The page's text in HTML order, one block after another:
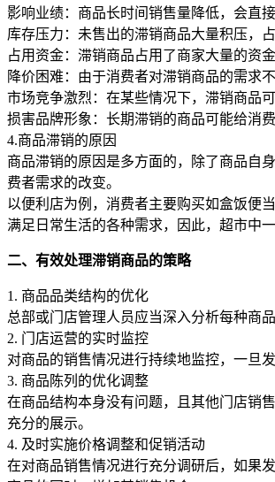
影响业绩：商品长时间销售量降低，会直
库存压力：未售出的滞销商品大量积压，
占用资金：滞销商品占用了商家大量的资
降价困难：由于消费者对滞销商品的需求
市场竞争激烈：在某些情况下，滞销商品
损害品牌形象：长期滞销的商品可能给消
4.商品滞销的原因
商品滞销的原因是多方面的，除了商品自
费者需求的改变。
以便利店为例，消费者主要购买如盒饭便
满足日常生活的各种需求，因此，超市中
二、有效处理滞销商品的策略
1. 商品品类结构的优化
总部或门店管理人员应当深入分析每种商
2. 门店运营的实时监控
对商品的销售情况进行持续地监控，一旦
3. 商品陈列的优化调整
在商品结构本身没有问题，且其他门店销
充分的展示。
4. 及时实施价格调整和促销活动
在对商品销售情况进行充分调研后，如果